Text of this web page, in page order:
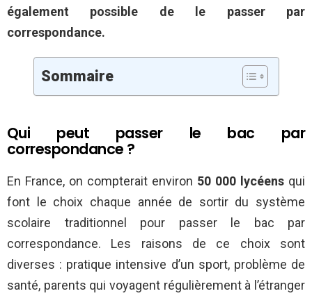
également possible de le passer par
correspondance.
Sommaire
Qui peut passer le bac par
correspondance ?
En France, on compterait environ 50 000 lycéens qui
font le choix chaque année de sortir du système
scolaire traditionnel pour passer le bac par
correspondance. Les raisons de ce choix sont
diverses : pratique intensive d’un sport, problème de
santé, parents qui voyagent régulièrement à l’étranger